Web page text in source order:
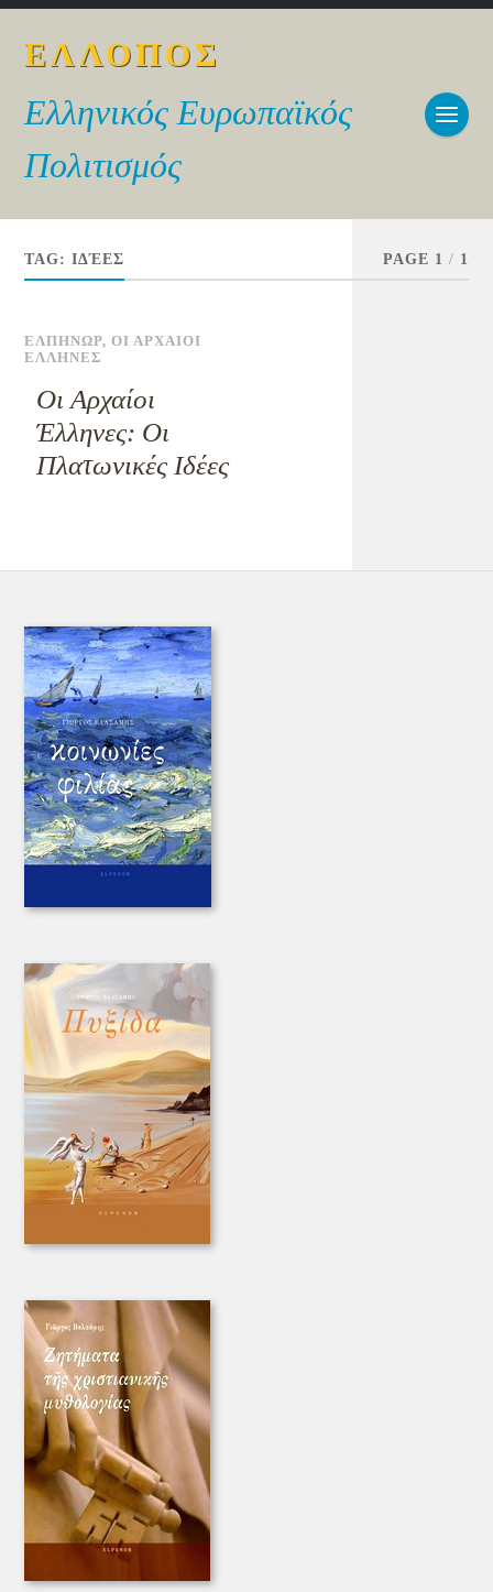
ΕΛΛΟΠΟΣ
Ελληνικός Ευρωπαϊκός
Πολιτισμός
TAG:ΙΔΈΕΣ PAGE 1 / 1
ΕΛΠΗΝΩΡ,ΟΙ ΑΡΧΑΙΟΙ
ΕΛΛΗΝΕΣ
Οι Αρχαίοι
Έλληνες: Οι
Πλατωνικές Ιδέες